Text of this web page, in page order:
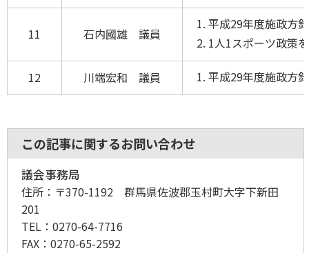
11 石内國雄 議員
平成29年度施政方
1人1スポーツ政策
12 川端宏和 議員 平成29年度施政方
この記事に関するお問い合わせ
議会事務局
住所： 〒370-1192 群馬県佐波郡玉村町大字下新田
201
TEL： 0270-64-7716
FAX： 0270-65-2592